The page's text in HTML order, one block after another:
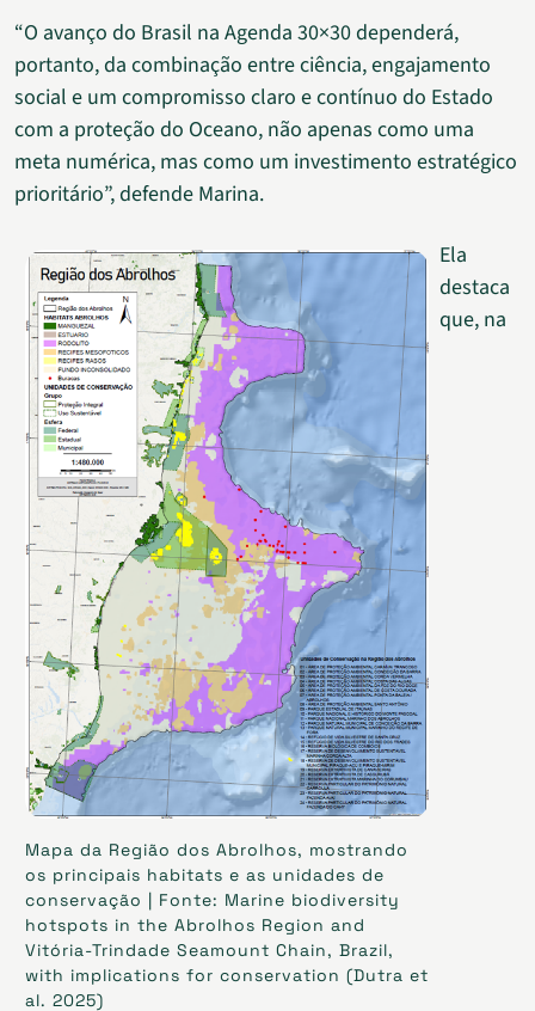
“O avanço do Brasil na Agenda 30×30 dependerá,
portanto, da combinação entre ciência, engajamento
social e um compromisso claro e contínuo do Estado
com a proteção do Oceano, não apenas como uma
meta numérica, mas como um investimento estratégico
prioritário”, defende Marina.
Mapa da Região dos Abrolhos, mostrando
os principais habitats e as unidades de
conservação | Fonte: Marine biodiversity
hotspots in the Abrolhos Region and
Vitória-Trindade Seamount Chain, Brazil,
with implications for conservation (Dutra et
al. 2025)
Ela
destaca
que, na